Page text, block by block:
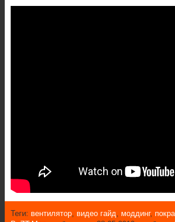
Теги: вентилятор, видео гайд, моддинг,